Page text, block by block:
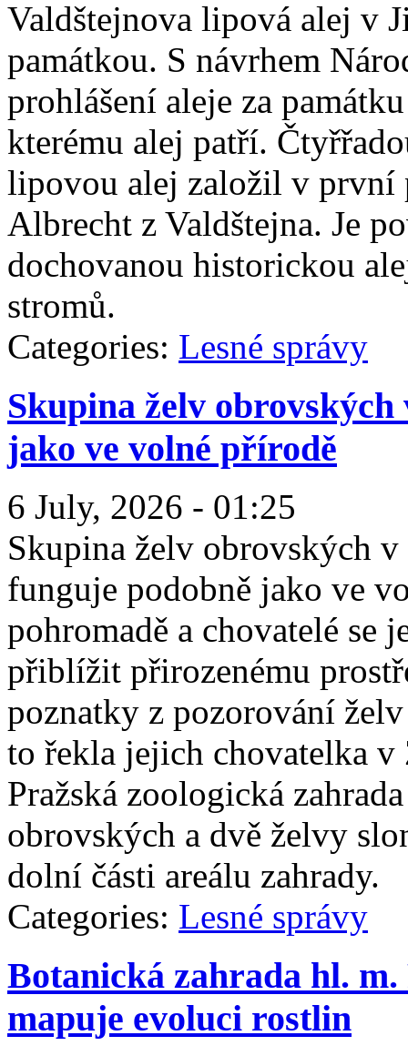
Valdštejnova lipová alej v
památkou. S návrhem
prohlášení aleje za
kterému alej patří.
lipovou alej založil v první
Albrecht z Valdštejna. Je
dochovanou historickou
stromů.
Categories: Lesné správy
Skupina želv
jako ve volné přírodě
6 July, 2026 - 01:25
Skupina želv obrovských v
funguje podobně jako ve
pohromadě a chovatelé se
přiblížit přirozenému
poznatky z pozorování
to řekla jejich chovatelka v
Pražská zoologická
obrovských a dvě želvy
dolní části areálu zahrady.
Categories: Lesné správy
Botanická zahrada hl.
mapuje evoluci rostlin